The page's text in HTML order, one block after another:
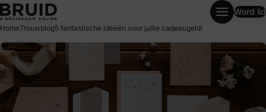
5 fantastische ideeën voor jullie cadeaugeld!
Word lid
HomeTrouwblog5 fantastische ideeën voor jullie cadeaugeld!